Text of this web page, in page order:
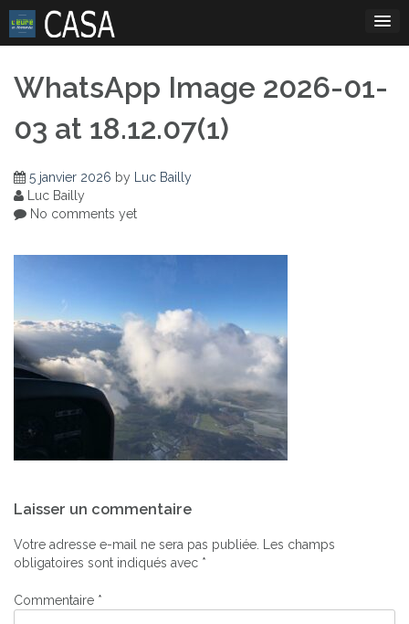
Skip
content
WhatsApp Image 2026-01-
03 at 18.12.07(1)
5 janvier 2026 by Luc Bailly
Luc Bailly
No comments yet
de
l’article
Laisser un commentaire
Votre adresse e-mail ne sera pas publiée. Les champs
obligatoires sont indiqués avec *
Commentaire *